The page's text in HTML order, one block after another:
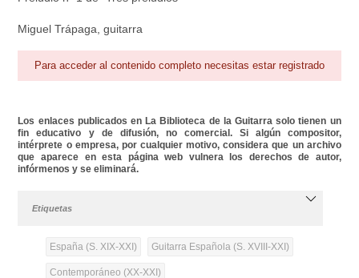
Miguel Trápaga, guitarra
Para acceder al contenido completo necesitas estar registrado
Los enlaces publicados en La Biblioteca de la Guitarra solo tienen un
fin educativo y de difusión, no comercial. Si algún compositor,
intérprete o empresa, por cualquier motivo, considera que un archivo
que aparece en esta página web vulnera los derechos de autor,
infórmenos y se eliminará.
Etiquetas
España (S. XIX-XXI) Guitarra Española (S. XVIII-XXI)
Contemporáneo (XX-XXI)